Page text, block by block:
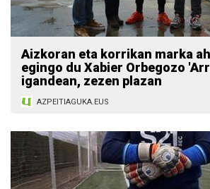
Aizkoran eta korrikan marka
egingo du Xabier Orbegozo
igandean, zezen plazan
AZPEITIAGUKA.EUS